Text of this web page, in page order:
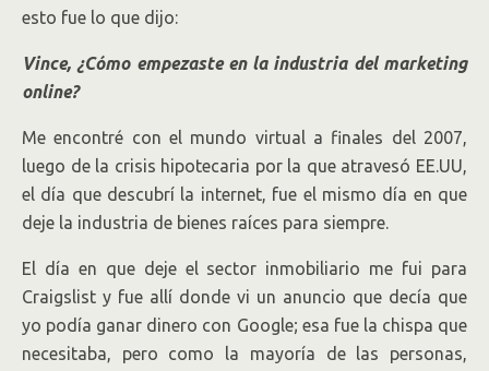
esto fue lo que dijo:
Vince, ¿Cómo empezaste en la industria del marketing
online?
Me encontré con el mundo virtual a finales del 2007,
luego de la crisis hipotecaria por la que atravesó EE.UU,
el día que descubrí la internet, fue el mismo día en que
deje la industria de bienes raíces para siempre.
El día en que deje el sector inmobiliario me fui para
Craigslist y fue allí donde vi un anuncio que decía que
yo podía ganar dinero con Google; esa fue la chispa que
necesitaba, pero como la mayoría de las personas,